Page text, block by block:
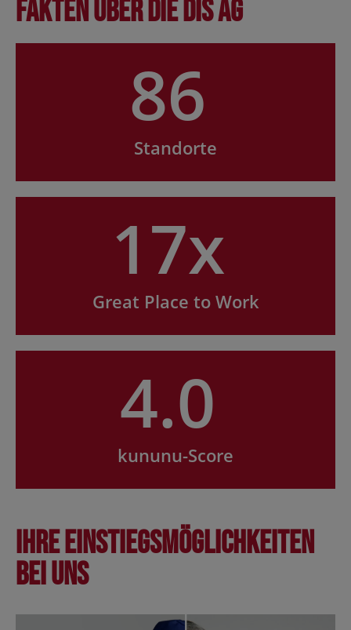
Fakten über die DIS AG
86
Standorte
17x
Great Place to Work
4.0
kununu-Score
Ihre Einstiegsmöglichkeiten
bei uns